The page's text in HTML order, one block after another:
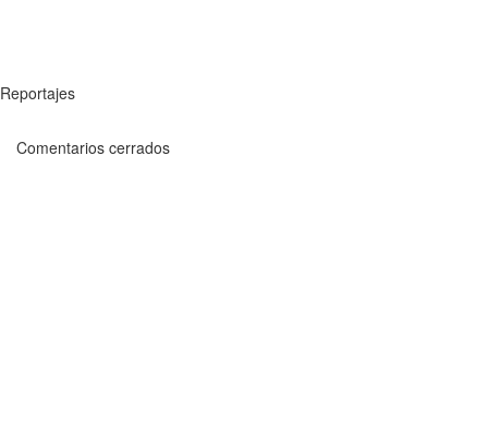
Reportajes
Comentarios cerrados